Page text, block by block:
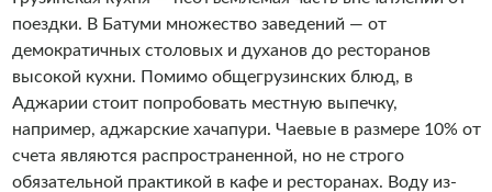
поездки. В Батуми множество заведений — от
демократичных столовых и духанов до ресторанов
высокой кухни. Помимо общегрузинских блюд, в
Аджарии стоит попробовать местную выпечку,
например, аджарские хачапури. Чаевые в размере 10% от
счета являются распространенной, но не строго
обязательной практикой в кафе и ресторанах. Воду из-